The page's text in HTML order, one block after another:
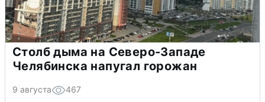
Столб дыма на Северо-Западе
Челябинска напугал горожан
9 августа 467